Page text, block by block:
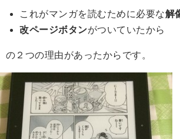
これがマンガを読むために必要な解
改ページボタンがついていたから
の２つの理由があったからです。